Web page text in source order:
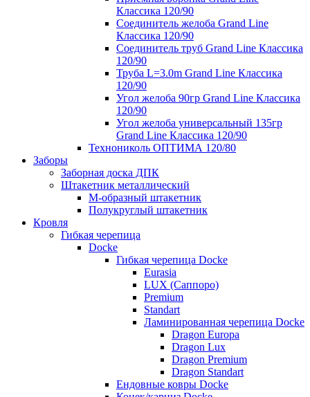
Классика 120/90
Соединитель желоба Grand Line
Классика 120/90
Соединитель труб Grand Line Классика
120/90
Труба L=3.0m Grand Line Классика
120/90
Угол желоба 90гр Grand Line Классика
120/90
Угол желоба универсальный 135гр
Grand Line Классика 120/90
Технониколь ОПТИМА 120/80
Заборы
Заборная доска ДПК
Штакетник металлический
М-образный штакетник
Полукруглый штакетник
Кровля
Гибкая черепица
Docke
Гибкая черепица Docke
Eurasia
LUX (Саппоро)
Premium
Standart
Ламинированная черепица Docke
Dragon Europa
Dragon Lux
Dragon Premium
Dragon Standart
Ендовные ковры Docke